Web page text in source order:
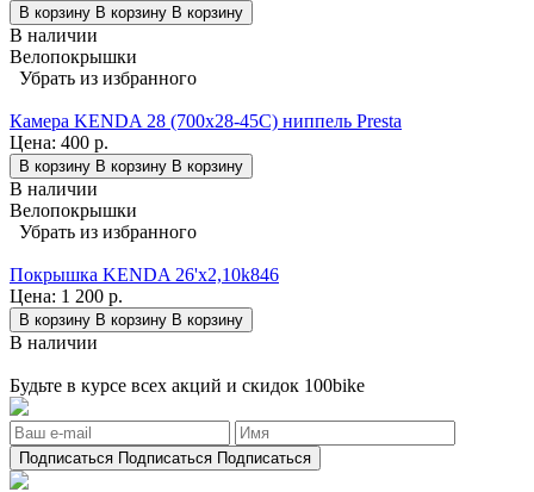
В корзину В корзину В корзину
В наличии
Велопокрышки
Убрать из избранного
Камера KENDA 28 (700x28-45C) ниппель Presta
Цена: 400 р.
В корзину В корзину В корзину
В наличии
Велопокрышки
Убрать из избранного
Покрышка KENDA 26'х2,10k846
Цена: 1 200 р.
В корзину В корзину В корзину
В наличии
Будьте в курсе всех акций и скидок 100bike
Подписаться Подписаться Подписаться